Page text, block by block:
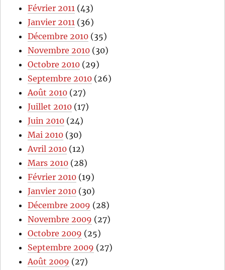
Février 2011 (43)
Janvier 2011 (36)
Décembre 2010 (35)
Novembre 2010 (30)
Octobre 2010 (29)
Septembre 2010 (26)
Août 2010 (27)
Juillet 2010 (17)
Juin 2010 (24)
Mai 2010 (30)
Avril 2010 (12)
Mars 2010 (28)
Février 2010 (19)
Janvier 2010 (30)
Décembre 2009 (28)
Novembre 2009 (27)
Octobre 2009 (25)
Septembre 2009 (27)
Août 2009 (27)